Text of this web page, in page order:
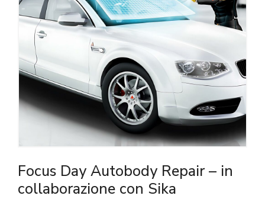
Focus Day Autobody Repair – in
collaborazione con Sika